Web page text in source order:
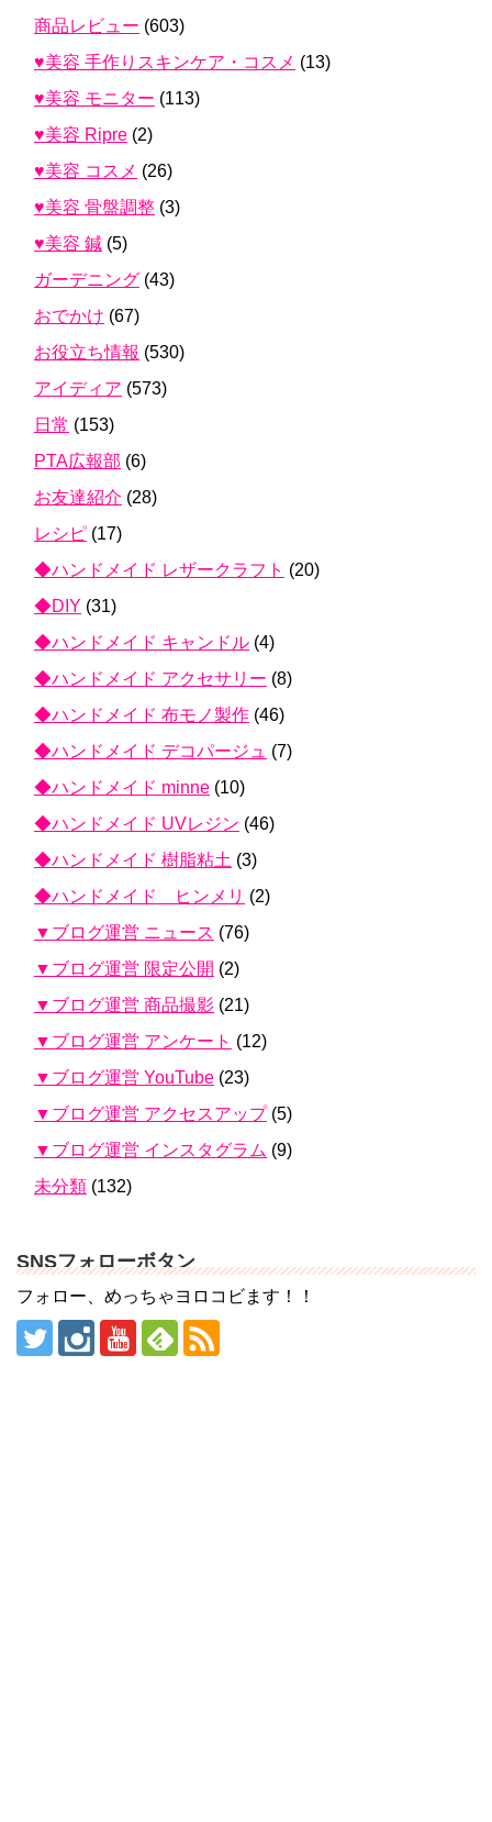
商品レビュー (603)
♥美容 手作りスキンケア・コスメ (13)
♥美容 モニター (113)
♥美容 Ripre (2)
♥美容 コスメ (26)
♥美容 骨盤調整 (3)
♥美容 鍼 (5)
ガーデニング (43)
おでかけ (67)
お役立ち情報 (530)
アイディア (573)
日常 (153)
PTA広報部 (6)
お友達紹介 (28)
レシピ (17)
◆ハンドメイド レザークラフト (20)
◆DIY (31)
◆ハンドメイド キャンドル (4)
◆ハンドメイド アクセサリー (8)
◆ハンドメイド 布モノ製作 (46)
◆ハンドメイド デコパージュ (7)
◆ハンドメイド minne (10)
◆ハンドメイド UVレジン (46)
◆ハンドメイド 樹脂粘土 (3)
◆ハンドメイド ヒンメリ (2)
▼ブログ運営 ニュース (76)
▼ブログ運営 限定公開 (2)
▼ブログ運営 商品撮影 (21)
▼ブログ運営 アンケート (12)
▼ブログ運営 YouTube (23)
▼ブログ運営 アクセスアップ(5)
▼ブログ運営 インスタグラム (9)
未分類 (132)
SNSフォローボタン
フォロー、めっちゃヨロコビます！！